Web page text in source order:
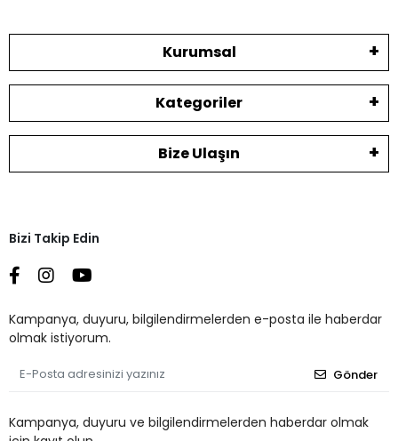
Kurumsal
Kategoriler
Bize Ulaşın
Bizi Takip Edin
Kampanya, duyuru, bilgilendirmelerden e-posta ile haberdar
olmak istiyorum.
Gönder
Kampanya, duyuru ve bilgilendirmelerden haberdar olmak